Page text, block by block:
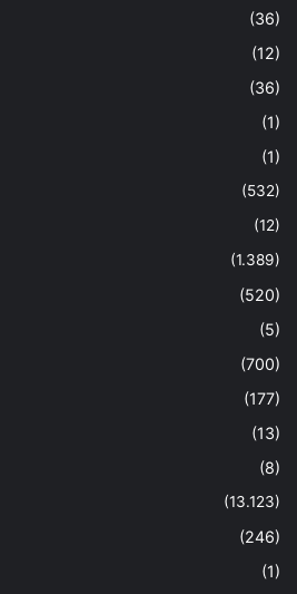
(36)
(12)
(36)
(1)
(1)
(532)
(12)
(1.389)
(520)
(5)
(700)
(177)
(13)
(8)
(13.123)
(246)
(1)